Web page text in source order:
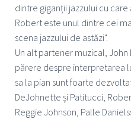
dintre giganții jazzului cu
Robert este unul dintre cei
scena jazzului de astăzi".
Un alt partener muzical,
părere despre interpretarea
sa la pian sunt foarte
DeJohnette și Patitucci,
Reggie Johnson, Palle